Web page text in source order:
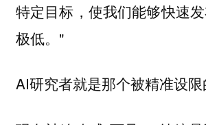
特定目标，使我们能够快速
极低。"
AI研究者就是那个被精准设限